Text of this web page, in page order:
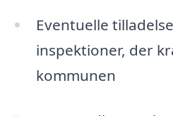
Eventuelle
inspektioner, der
kommunen